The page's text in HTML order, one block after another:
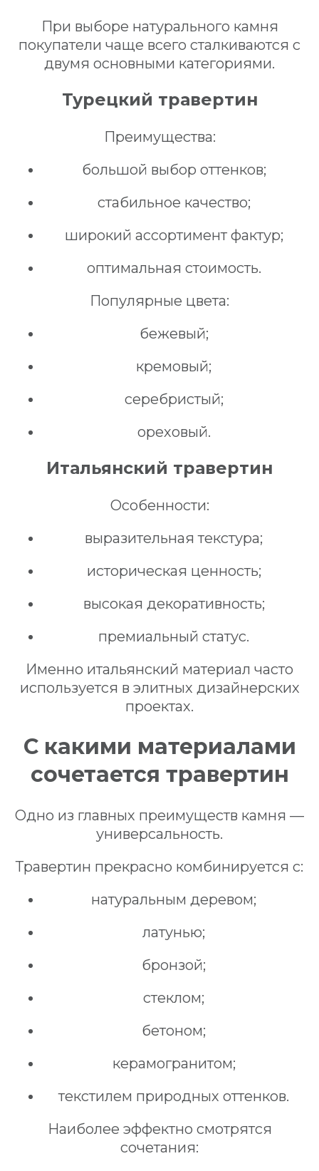
При выборе натурального камня
покупатели чаще всего сталкиваются с
двумя основными категориями.
Турецкий травертин
Преимущества:
большой выбор оттенков;
стабильное качество;
широкий ассортимент фактур;
оптимальная стоимость.
Популярные цвета:
бежевый;
кремовый;
серебристый;
ореховый.
Итальянский травертин
Особенности:
выразительная текстура;
историческая ценность;
высокая декоративность;
премиальный статус.
Именно итальянский материал часто
используется в элитных дизайнерских
проектах.
С какими материалами
сочетается травертин
Одно из главных преимуществ камня —
универсальность.
Травертин прекрасно комбинируется с:
натуральным деревом;
латунью;
бронзой;
стеклом;
бетоном;
керамогранитом;
текстилем природных оттенков.
Наиболее эффектно смотрятся
сочетания: